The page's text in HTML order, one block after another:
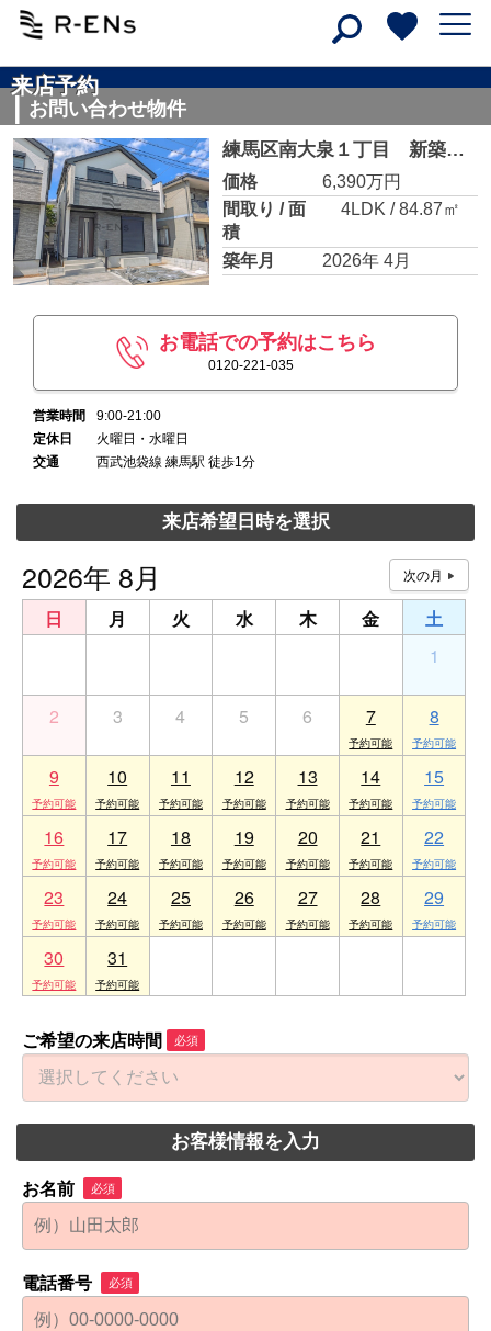
来店予約
お問い合わせ物件
練馬区南大泉１丁目 新築戸建て B号棟
価格
6,390万円
間取り / 面
積
4LDK / 84.87㎡
築年月 2026年 4月
お電話での予約はこちら
0120-221-035
営業時間
9:00-21:00
定休日
火曜日・水曜日
交通
西武池袋線 練馬駅 徒歩1分
来店希望日時を選択
2026年 8月
日 月 火 水 木 金
土
1
2 3 4 5 6 7 8
9 10 11 12 13 14 15
16 17 18 19 20 21 22
23 24 25 26 27 28 29
30 31
ご希望の来店時間 必須
お客様情報を入力
お名前 必須
電話番号 必須